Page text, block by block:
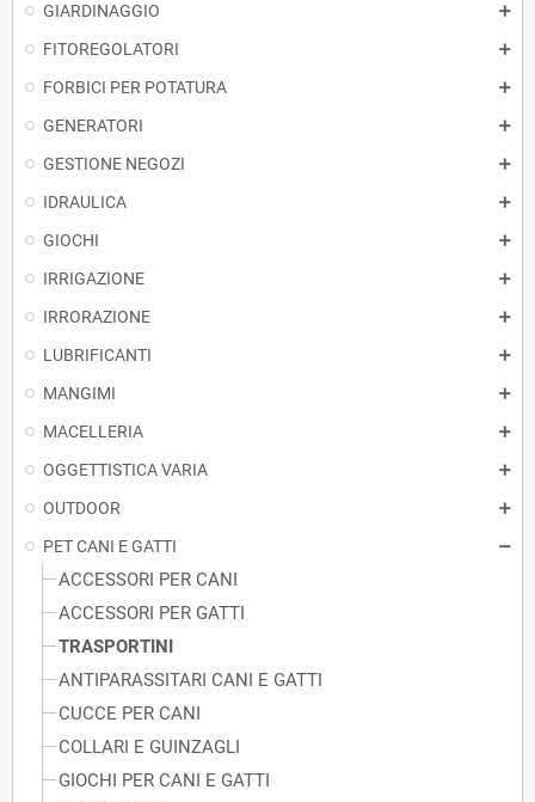
GIARDINAGGIO
FITOREGOLATORI
FORBICI PER POTATURA
GENERATORI
GESTIONE NEGOZI
IDRAULICA
GIOCHI
IRRIGAZIONE
IRRORAZIONE
LUBRIFICANTI
MANGIMI
MACELLERIA
OGGETTISTICA VARIA
OUTDOOR
PET CANI E GATTI
ACCESSORI PER CANI
ACCESSORI PER GATTI
TRASPORTINI
ANTIPARASSITARI CANI E GATTI
CUCCE PER CANI
COLLARI E GUINZAGLI
GIOCHI PER CANI E GATTI